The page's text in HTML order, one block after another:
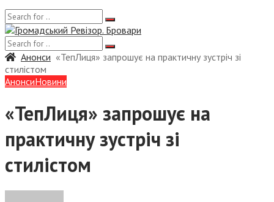
Анонси «ТепЛиця» запрошує на практичну зустріч зі
стилістом
АнонсиНовини
«ТепЛиця» запрошує на
практичну зустріч зі
стилістом